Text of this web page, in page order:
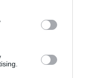
in below Google
Χριστίνα Τελεβάντου
όλη την Άνδρο. Και
ποτέ δεν συναντήσαμε
Αδιαφόρησαν και για
Αλλά και για τα